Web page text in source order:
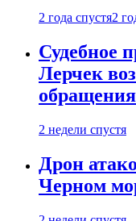
2 года спустя2
Судебное
Лерчек
2 недели спустя
Дрон
Черном